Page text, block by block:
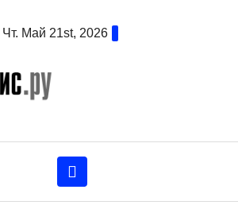
Чт. Май 21st, 2026